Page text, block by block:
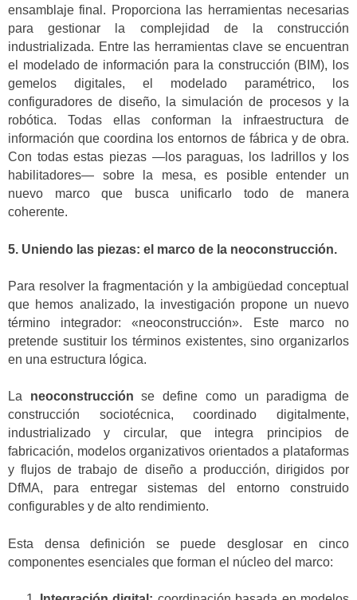
ensamblaje final. Proporciona las herramientas necesarias
para gestionar la complejidad de la construcción
industrializada. Entre las herramientas clave se encuentran
el modelado de información para la construcción (BIM), los
gemelos digitales, el modelado paramétrico, los
configuradores de diseño, la simulación de procesos y la
robótica. Todas ellas conforman la infraestructura de
información que coordina los entornos de fábrica y de obra.
Con todas estas piezas —los paraguas, los ladrillos y los
habilitadores— sobre la mesa, es posible entender un
nuevo marco que busca unificarlo todo de manera
coherente.
5. Uniendo las piezas: el marco de la neoconstrucción.
Para resolver la fragmentación y la ambigüedad conceptual
que hemos analizado, la investigación propone un nuevo
término integrador: «neoconstrucción». Este marco no
pretende sustituir los términos existentes, sino organizarlos
en una estructura lógica.
La neoconstrucción se define como un paradigma de
construcción sociotécnica, coordinado digitalmente,
industrializado y circular, que integra principios de
fabricación, modelos organizativos orientados a plataformas
y flujos de trabajo de diseño a producción, dirigidos por
DfMA, para entregar sistemas del entorno construido
configurables y de alto rendimiento.
Esta densa definición se puede desglosar en cinco
componentes esenciales que forman el núcleo del marco: